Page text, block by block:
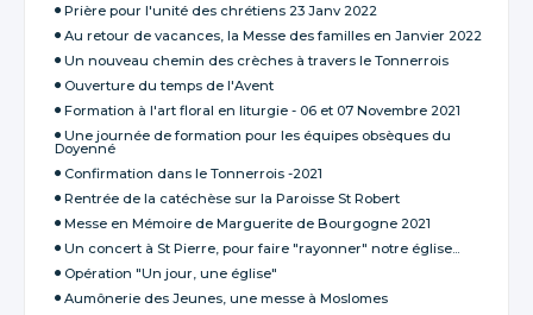
Prière pour l'unité des chrétiens 23 Janv 2022
Au retour de vacances, la Messe des familles en Janvier 2022
Un nouveau chemin des crèches à travers le Tonnerrois
Ouverture du temps de l'Avent
Formation à l'art floral en liturgie - 06 et 07 Novembre 2021
Une journée de formation pour les équipes obsèques du
Doyenné
Confirmation dans le Tonnerrois -2021
Rentrée de la catéchèse sur la Paroisse St Robert
Messe en Mémoire de Marguerite de Bourgogne 2021
Un concert à St Pierre, pour faire "rayonner" notre église...
Opération "Un jour, une église"
Aumônerie des Jeunes, une messe à Moslomes